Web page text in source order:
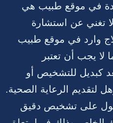
في موقع طبيب هي
تغني عن استشارة
وارد في موقع طبيب
لا يجب أن تعتبر
كبديل للتشخيص أو
لتقديم الرعاية الصحية.
على تشخيص دقيق